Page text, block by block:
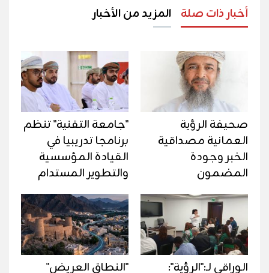
أخبار ذات صلة المزيد من الأخبار
صحيفة الرؤية
العمانية مصداقية
الخبر وجودة
المضمون
"جامعة التقنية" تنظم
برنامجا تدريبيا في
القيادة المؤسسية
والتطوير المستدام
الوراقي لـ:"الرؤية": "النطاق العريض"